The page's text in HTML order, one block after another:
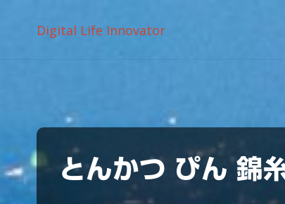
Digital Life Innovator
とんかつ ぴん 錦